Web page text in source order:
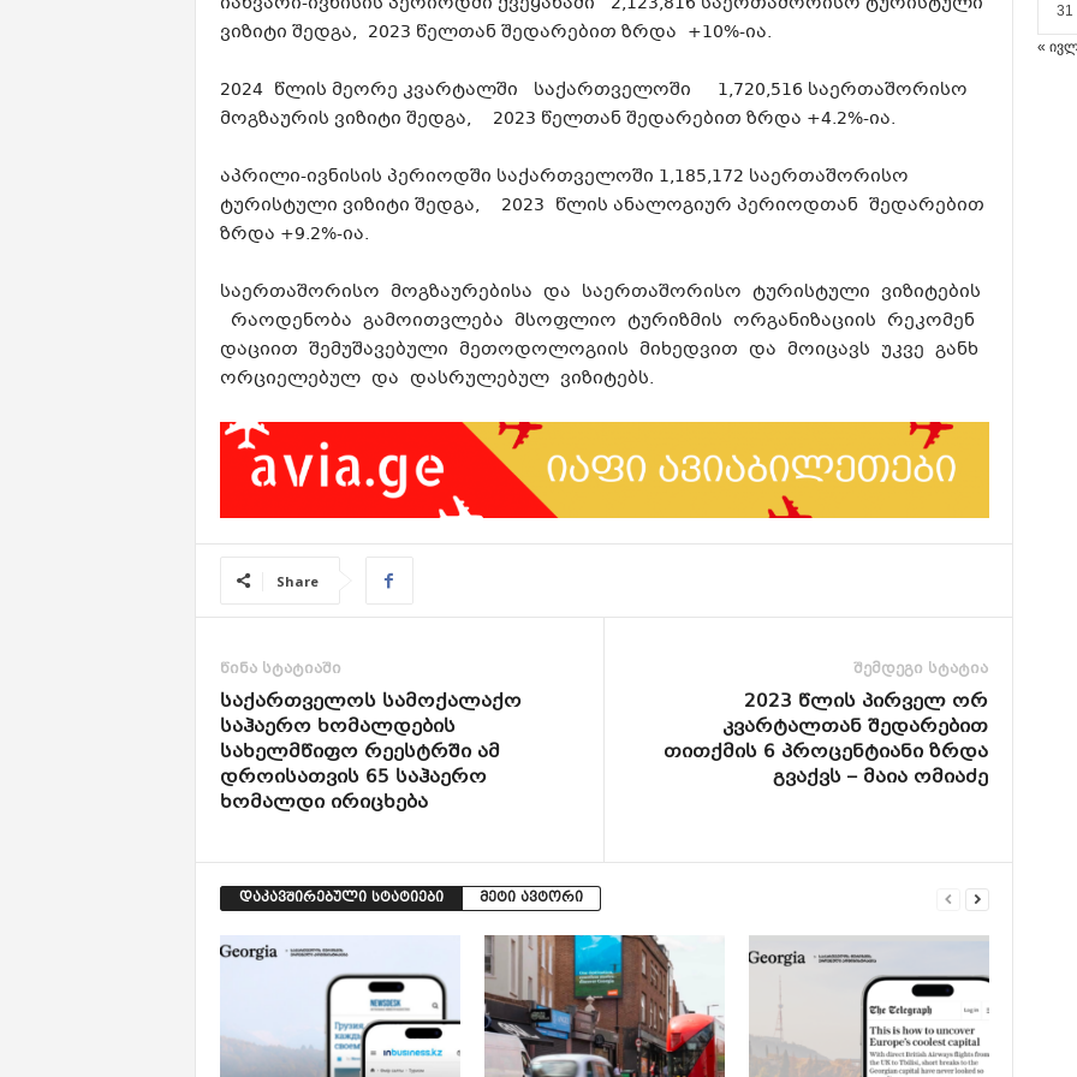
ვიზიტი შედგა, 2023 წელთან შედარებით ზრდა +10%-ია.
2024 წლის მეორე კვარტალში საქართველოში 1,720,516 საერთაშორისო
მოგზაურის ვიზიტი შედგა, 2023 წელთან შედარებით ზრდა +4.2%-ია.
აპრილი-ივნისის პერიოდში საქართველოში 1,185,172 საერთაშორისო
ტურისტული ვიზიტი შედგა, 2023 წლის ანალოგიურ პერიოდთან შედარებით
ზრდა +9.2%-ია.
საერთაშორისო მოგზაურებისა და საერთაშორისო ტურისტული ვიზიტების
რაოდენობა გამოითვლება მსოფლიო ტურიზმის ორგანიზაციის რეკომენ
დაციით შემუშავებული მეთოდოლოგიის მიხედვით და მოიცავს უკვე განხ
ორციელებულ და დასრულებულ ვიზიტებს.
Share
წინა სტატიაში
საქართველოს სამოქალაქო
საჰაერო ხომალდების
სახელმწიფო რეესტრში ამ
დროისათვის 65 საჰაერო
ხომალდი ირიცხება
შემდეგი სტატია
2023 წლის პირველ ორ
კვარტალთან შედარებით
თითქმის 6 პროცენტიანი ზრდა
გვაქვს – მაია ომიაძე
დაკავშირებული სტატიები მეტი ავტორი
31
«